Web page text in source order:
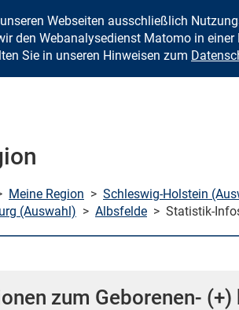
Zum Inhalt
Webseiten ausschließlich
den Webanalysedienst Matomo in
Sie in unseren Hinweisen zum
Meine Region > Schleswig-Holstein
(Auswahl) > Albsfelde > Statistik-
zum Geborenen-